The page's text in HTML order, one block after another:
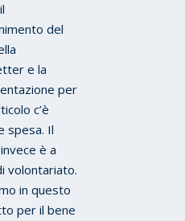
del
e la
per
c’è
spesa. Il
è a
volontariato.
in questo
per il bene